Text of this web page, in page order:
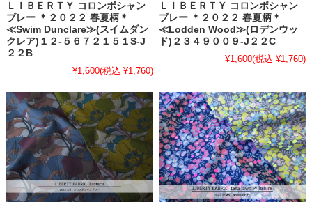
ＬＩＢＥＲＴＹ コロンボシャン
ブレー ＊２０２２ 春夏柄＊
≪Swim Dunclare≫(スイムダン
クレア)１２-５６７２１５１S-J
２２B
¥1,600(税込 ¥1,760)
ＬＩＢＥＲＴＹ コロンボシャン
ブレー ＊２０２２ 春夏柄＊
≪Lodden Wood≫(ロデンウッ
ド)２３４９００９-J２２C
¥1,600(税込 ¥1,760)